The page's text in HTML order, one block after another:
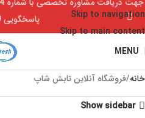
Skip to navigation
Skip to main content
MENU
خانه فروشگاه آنلاین تابش شاپ
Show sidebar
پاسخگویی 9تا18)